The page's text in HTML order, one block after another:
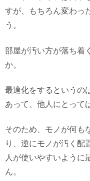
すが、もちろん変わっ
う。
部屋が汚い方が落ち着
か。
最適化をするというの
あって、他人にとって
そのため、モノが何も
り、逆にモノが汚く配
人が使いやすいように
ん。